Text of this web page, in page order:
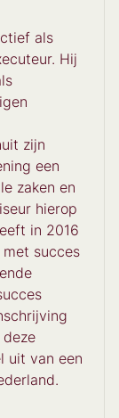
als
Hij
zijn
een
zaken en
hierop
in 2016
succes
uit van een